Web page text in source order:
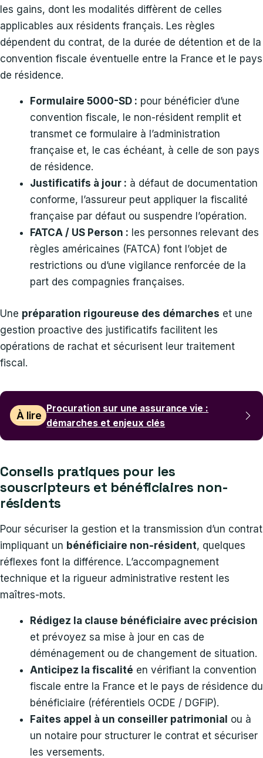
les gains, dont les modalités diffèrent de celles
applicables aux résidents français. Les règles
dépendent du contrat, de la durée de détention et de la
convention fiscale éventuelle entre la France et le pays
de résidence.
Formulaire 5000-SD : pour bénéficier d’une
convention fiscale, le non-résident remplit et
transmet ce formulaire à l’administration
française et, le cas échéant, à celle de son pays
de résidence.
Justificatifs à jour : à défaut de documentation
conforme, l’assureur peut appliquer la fiscalité
française par défaut ou suspendre l’opération.
FATCA / US Person : les personnes relevant des
règles américaines (FATCA) font l’objet de
restrictions ou d’une vigilance renforcée de la
part des compagnies françaises.
Une préparation rigoureuse des démarches et une
gestion proactive des justificatifs facilitent les
opérations de rachat et sécurisent leur traitement
fiscal.
À lire
Procuration sur une assurance vie :
démarches et enjeux clés
Conseils pratiques pour les
souscripteurs et bénéficiaires non-
résidents
Pour sécuriser la gestion et la transmission d’un contrat
impliquant un bénéficiaire non-résident, quelques
réflexes font la différence. L’accompagnement
technique et la rigueur administrative restent les
maîtres-mots.
Rédigez la clause bénéficiaire avec précision
et prévoyez sa mise à jour en cas de
déménagement ou de changement de situation.
Anticipez la fiscalité en vérifiant la convention
fiscale entre la France et le pays de résidence du
bénéficiaire (référentiels OCDE / DGFiP).
Faites appel à un conseiller patrimonial ou à
un notaire pour structurer le contrat et sécuriser
les versements.